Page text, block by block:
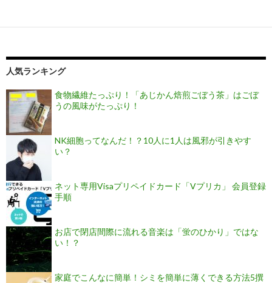
人気ランキング
食物繊維たっぷり！「あじかん焙煎ごぼう茶」はごぼ
うの風味がたっぷり！
NK細胞ってなんだ！？10人に1人は風邪が引きやす
い？
ネット専用Visaプリペイドカード「Vプリカ」 会員登録
手順
お店で閉店間際に流れる音楽は「蛍のひかり」ではな
い！？
家庭でこんなに簡単！シミを簡単に薄くできる方法5撰